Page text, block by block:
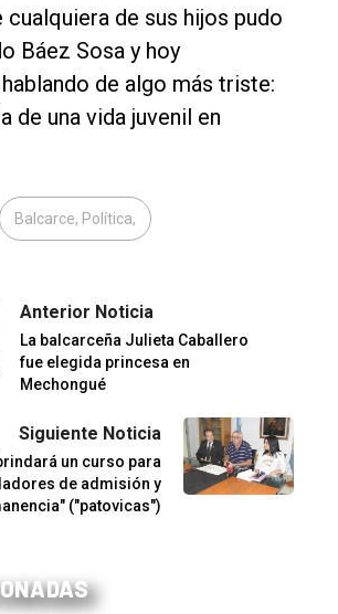
cualquiera de sus hijos pudo
Báez Sosa y hoy
de algo más triste:
de una vida juvenil en
Balcarce, Política,
Anterior Noticia
La balcarceña Julieta Caballero
fue elegida princesa en
Mechongué
Siguiente Noticia
un curso para
de admisión y
("patovicas")